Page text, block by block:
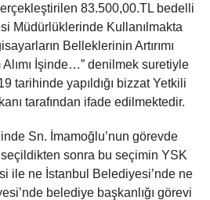
83.500,00.TL bedelli
Müdürlüklerinde Kullanılmakta
Belleklerinin Artırımı
İşinde…” denilmek suretiyle
tarihinde yapıldığı bizzat Yetkili
tarafından ifade edilmektedir.
Sn. İmamoğlu’nun görevde
sonra bu seçimin YSK
ile ne İstanbul Belediyesi’nde ne
belediye başkanlığı görevi